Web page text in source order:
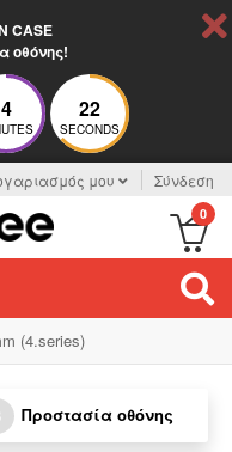
CASE
οθόνης!
4 22
SECONDS
μου Σύνδεση
0
(4.series)
Προστασία οθόνης